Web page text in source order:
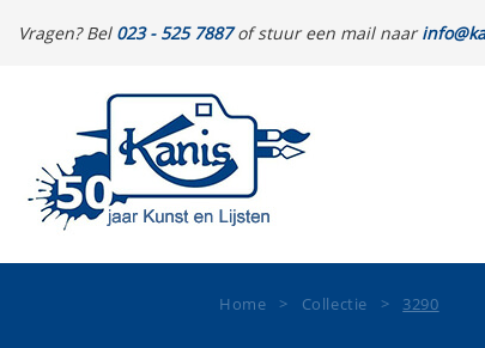
Vragen? Bel 023 - 525 7887of stuur een mail naar
Home > Collectie > 3290